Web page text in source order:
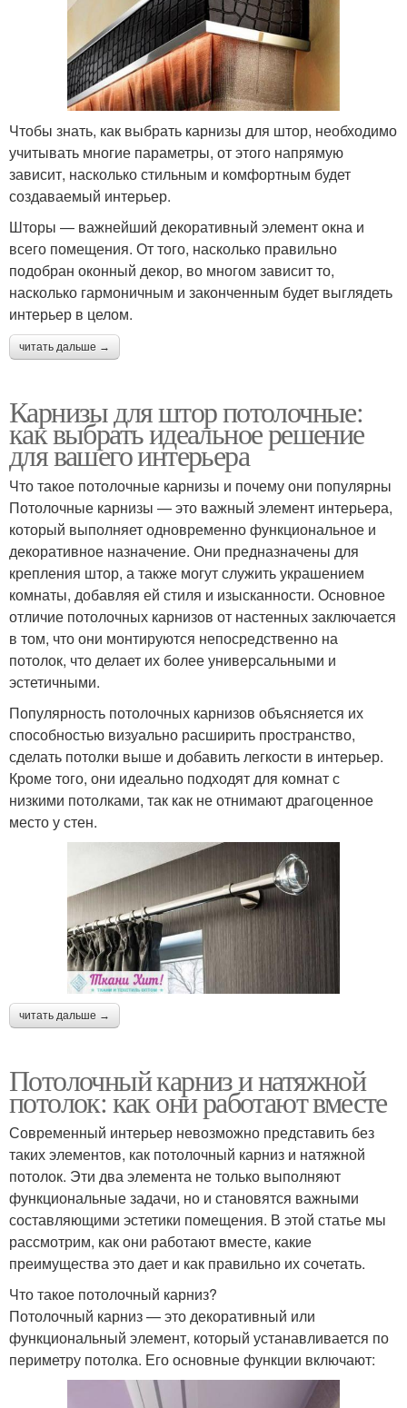
Чтобы знать, как выбрать карнизы для штор, необходимо
учитывать многие параметры, от этого напрямую
зависит, насколько стильным и комфортным будет
создаваемый интерьер.
Шторы — важнейший декоративный элемент окна и
всего помещения. От того, насколько правильно
подобран оконный декор, во многом зависит то,
насколько гармоничным и законченным будет выглядеть
интерьер в целом.
читать дальше →
Карнизы для штор потолочные:
как выбрать идеальное решение
для вашего интерьера
Что такое потолочные карнизы и почему они популярны
Потолочные карнизы — это важный элемент интерьера,
который выполняет одновременно функциональное и
декоративное назначение. Они предназначены для
крепления штор, а также могут служить украшением
комнаты, добавляя ей стиля и изысканности. Основное
отличие потолочных карнизов от настенных заключается
в том, что они монтируются непосредственно на
потолок, что делает их более универсальными и
эстетичными.
Популярность потолочных карнизов объясняется их
способностью визуально расширить пространство,
сделать потолки выше и добавить легкости в интерьер.
Кроме того, они идеально подходят для комнат с
низкими потолками, так как не отнимают драгоценное
место у стен.
читать дальше →
Потолочный карниз и натяжной
потолок: как они работают вместе
Современный интерьер невозможно представить без
таких элементов, как потолочный карниз и натяжной
потолок. Эти два элемента не только выполняют
функциональные задачи, но и становятся важными
составляющими эстетики помещения. В этой статье мы
рассмотрим, как они работают вместе, какие
преимущества это дает и как правильно их сочетать.
Что такое потолочный карниз?
Потолочный карниз — это декоративный или
функциональный элемент, который устанавливается по
периметру потолка. Его основные функции включают: